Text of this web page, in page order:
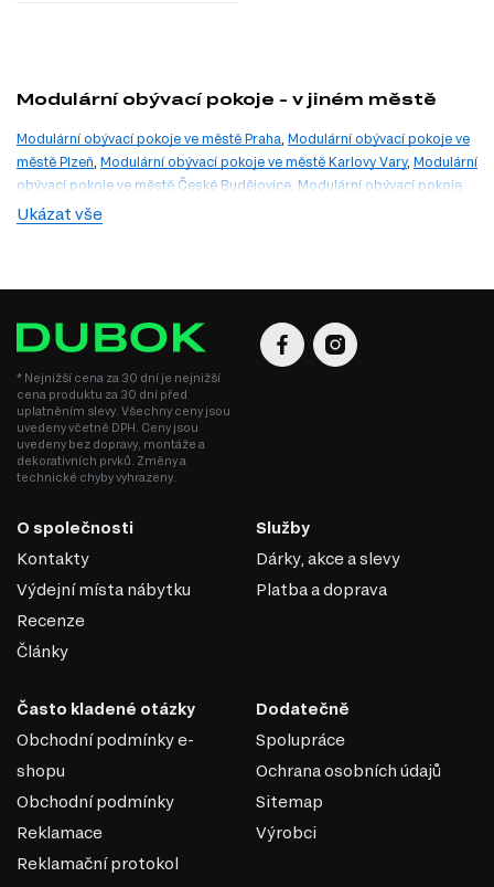
Modulární obývací pokoje - v jiném městě
Modulární obývací pokoje ve městě Praha Modulární obývací pokoje ve
městě Plzeň Modulární obývací pokoje ve městě Karlovy Vary, Modulární
obývací pokoje ve městě České Budějovice Modulární obývací pokoje
ve městě Ústí nad Labem
Ukázat vše
* Nejnižší cena za 30 dní je nejnižší
cena produktu za 30 dní před
uplatněním slevy. Všechny ceny jsou
uvedeny včetně DPH. Ceny jsou
uvedeny bez dopravy, montáže a
dekorativních prvků. Změny a
technické chyby vyhrazeny.
O společnosti
Kontakty
Výdejní místa nábytku
Recenze
Články
Služby
Dárky, akce a slevy
Platba a doprava
Často kladené otázky
Obchodní podmínky e-
shopu
Obchodní podmínky
Reklamace
Reklamační protokol
Dodatečně
Spolupráce
Ochrana osobních údajů
Sitemap
Výrobci